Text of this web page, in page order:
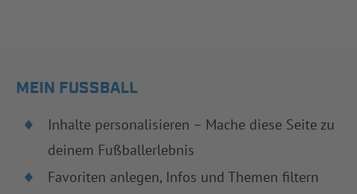
MEIN FUSSBALL
Inhalte personalisieren – Mache diese Seite zu
deinem Fußballerlebnis
Favoriten anlegen, Infos und Themen filtern